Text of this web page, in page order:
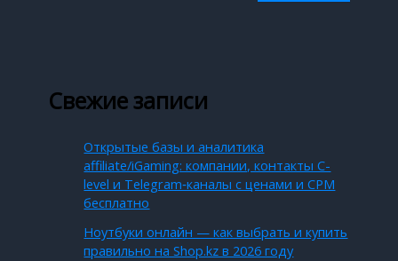
Свежие записи
Открытые базы и аналитика
affiliate/iGaming: компании, контакты C-
level и Telegram‑каналы с ценами и CPM
бесплатно
Ноутбуки онлайн — как выбрать и купить
правильно на Shop.kz в 2026 году